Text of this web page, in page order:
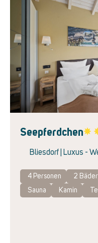
Seepferdchen
Bliesdorf | Luxus -
4 Personen 2 Bäder
Sauna
Kamin